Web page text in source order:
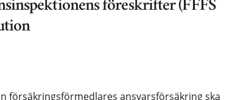
föreskrifter (FFFS
försäkringsförmedlares ansvarsförsäkring ska